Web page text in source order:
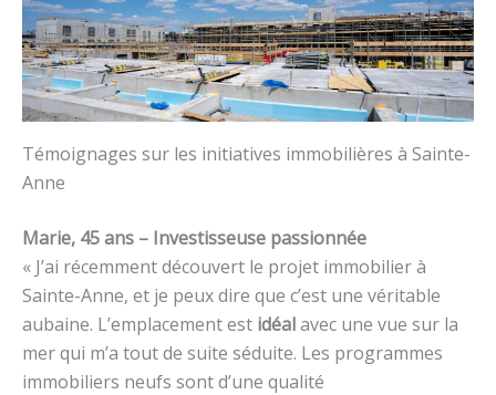
Témoignages sur les initiatives immobilières à Sainte-
Anne
Marie, 45 ans – Investisseuse passionnée
« J’ai récemment découvert le projet immobilier à
Sainte-Anne, et je peux dire que c’est une véritable
aubaine. L’emplacement est idéalavec une vue sur la
mer qui m’a tout de suite séduite. Les programmes
immobiliers neufs sont d’une qualité